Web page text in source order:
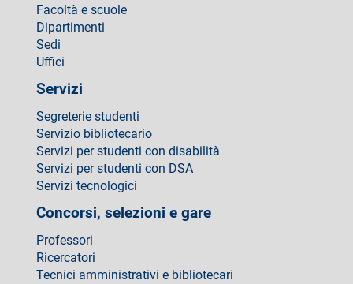
Facoltà e scuole
Dipartimenti
Sedi
Uffici
Servizi
Segreterie studenti
Servizio bibliotecario
Servizi per studenti con disabilità
Servizi per studenti con DSA
Servizi tecnologici
Concorsi, selezioni e gare
Professori
Ricercatori
Tecnici amministrativi e bibliotecari